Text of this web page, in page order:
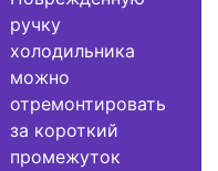
ручку
холодильника
можно
отремонтировать
за короткий
промежуток